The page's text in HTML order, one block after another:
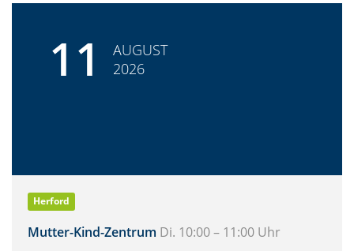
11
AUGUST
2026
Herford
Mutter-Kind-Zentrum Di. 10:00 – 11:00 Uhr